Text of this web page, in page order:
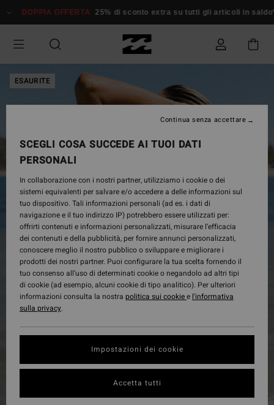
alle
prodotto
DOPPIA OFFERTA 25% di sconto extra su tutti gli articoli in saldo*
ESAURITE
SCEGLI COSA SUCCEDE AI TUOI DATI
PERSONALI
In collaborazione con i nostri partner, utilizziamo i cookie o dei
sistemi equivalenti per salvare e/o accedere a delle informazioni sul
tuo dispositivo. Tali informazioni personali (ad es. i dati di
navigazione e il tuo indirizzo IP) potrebbero essere utilizzati per:
offrirti contenuti e informazioni personalizzati, misurare l’efficacia
dei contenuti e della pubblicità, per fornire annunci personalizzati,
conoscere meglio il nostro pubblico o sviluppare e migliorare i
prodotti dei nostri partner. Puoi configurare la tua scelta fornendo il
tuo consenso all’uso di determinati cookie o negandolo ad altri tipi
di cookie (ad esempio, alcuni cookie di tipo analitico). Per ulteriori
informazioni consulta la nostra politica sui cookiee l'informativa
sulla privacy.
Impostazioni dei cookie
Continua senza accettare
Accetta tutti